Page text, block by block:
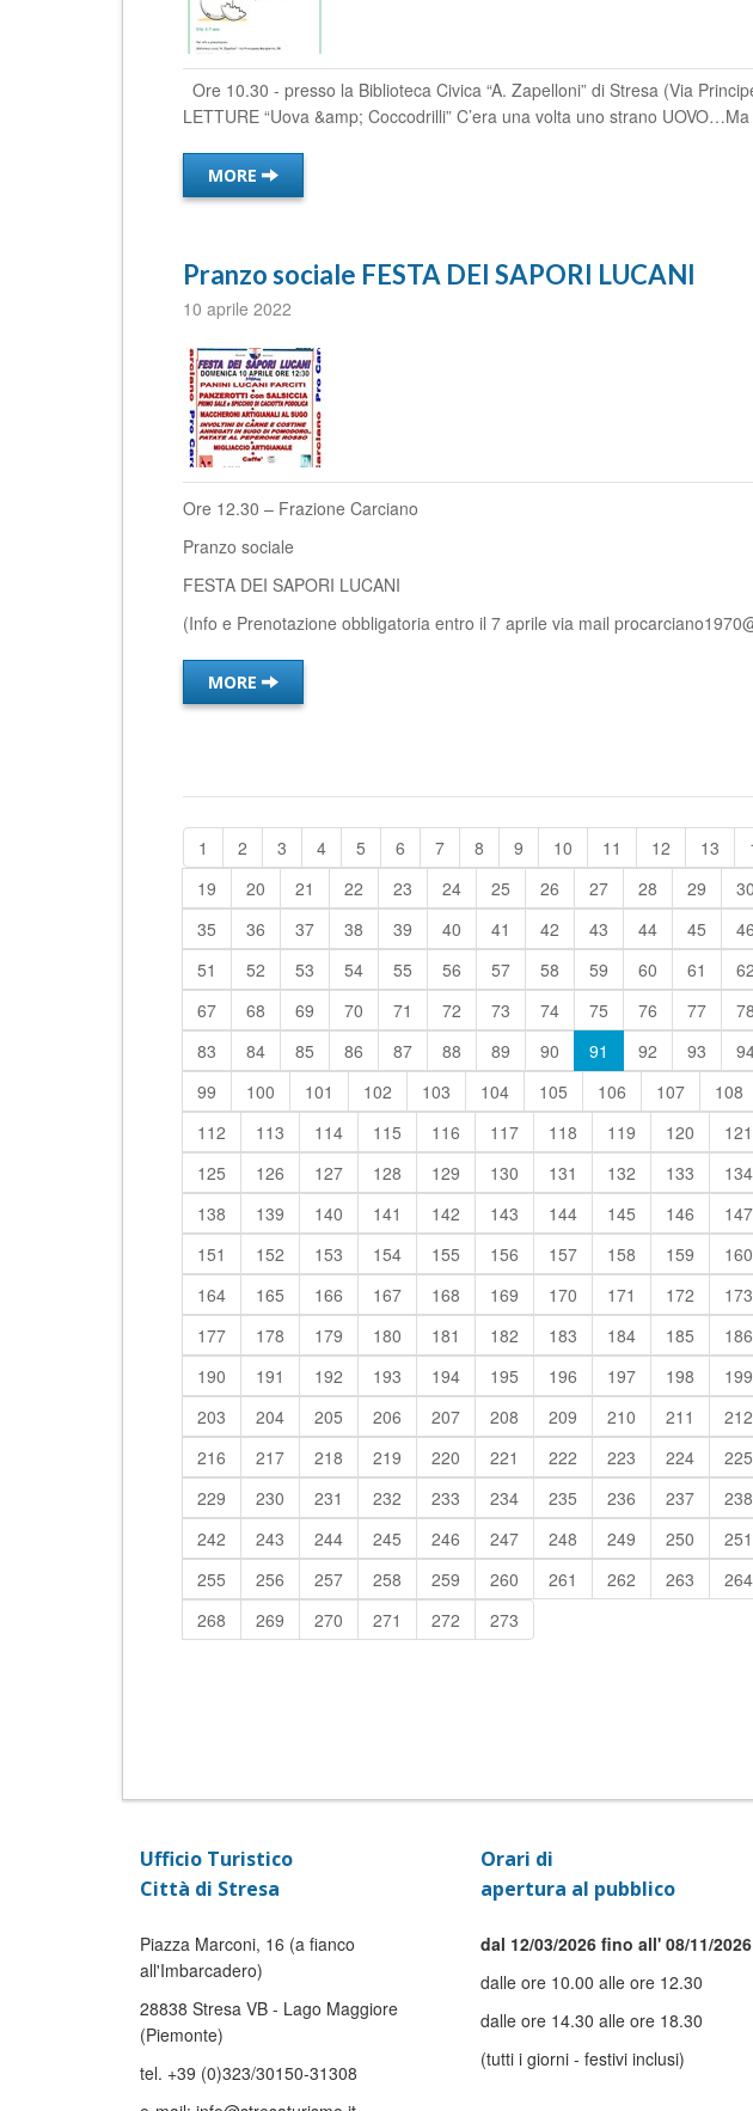
Ore 10.30 - presso la Biblioteca Civica “A. Zapelloni” di Stresa (Via
LETTURE “Uova &amp; Coccodrilli” C’era una volta uno strano
MORE
Pranzo sociale FESTA DEI SAPORI LUCANI
10 aprile 2022
Ore 12.30 – Frazione Carciano
Pranzo sociale
FESTA DEI SAPORI LUCANI
(Info e Prenotazione obbligatoria entro il 7 aprile via mail
MORE
1 2 3 4 5 6 7 8 9 10 11 12 13
19
20 21 22 23 24 25 26 27 28 29 30
35
36 37 38 39 40 41 42 43 44 45 46
51
52 53 54 55 56 57 58 59 60 61 62
67
68 69 70 71 72 73 74 75 76 77 78
83
84 85 86 87 88 89 90 91 92 93
99
100 101 102 103 104 105 106 107 108
112
113 114 115 116 117 118 119 120 121
125
126 127 128 129 130 131 132 133 134
138
139 140 141 142 143 144 145 146 147
151
152 153 154 155 156 157 158 159 160
164
165 166 167 168 169 170 171 172 173
177
178 179 180 181 182 183 184 185 186
190
191 192 193 194 195 196 197 198 199
203
204 205 206 207 208 209 210 211 212
216
217 218 219 220 221 222 223 224 225
229
230 231 232 233 234 235 236 237 238
242
243 244 245 246 247 248 249 250 251
255
256 257 258 259 260 261 262 263 264
268
269 270 271 272 273
Ufficio Turistico
Città di Stresa
Piazza Marconi, 16 (a fianco
all'Imbarcadero)
28838 Stresa VB - Lago Maggiore
(Piemonte)
tel. +39 (0)323/30150-31308
Orari di
apertura al pubblico
dal 12/03/2026 fino all' 08/11/2026
dalle ore 10.00 alle ore 12.30
dalle ore 14.30 alle ore 18.30
(tutti i giorni - festivi inclusi)